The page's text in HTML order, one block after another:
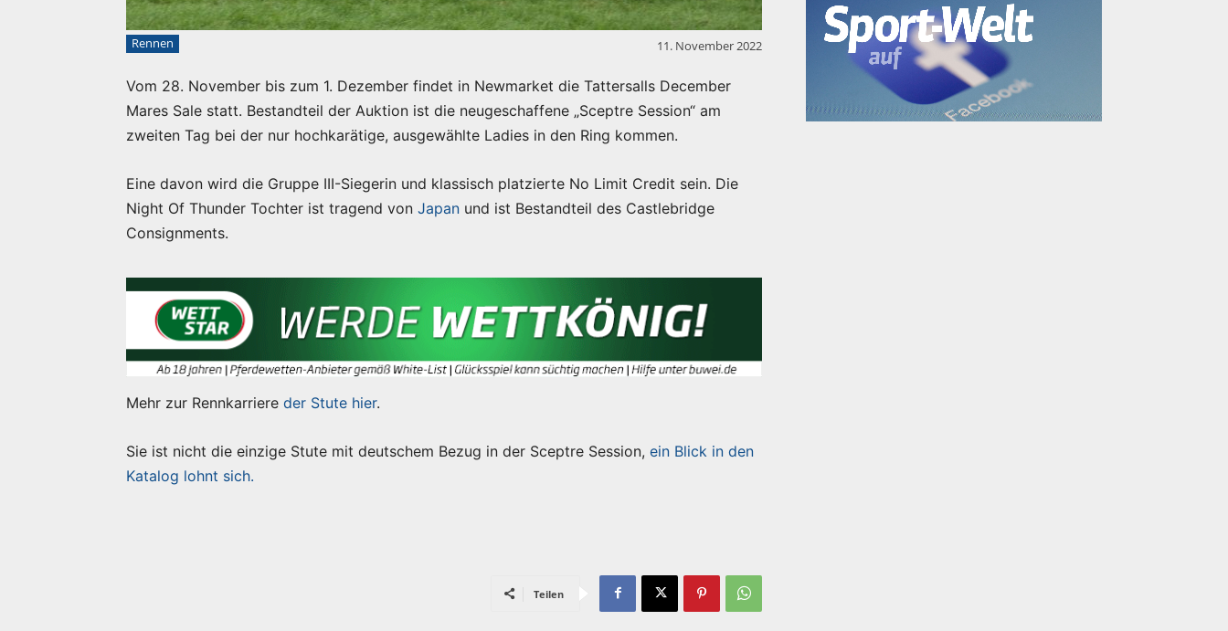
Rennen 11. November 2022
Vom 28. November bis zum 1. Dezember findet in Newmarket die Tattersalls December
Mares Sale statt. Bestandteil der Auktion ist die neugeschaffene „Sceptre Session“ am
zweiten Tag bei der nur hochkarätige, ausgewählte Ladies in den Ring kommen.
Eine davon wird die Gruppe III-Siegerin und klassisch platzierte No Limit Credit sein. Die
Night Of Thunder Tochter ist tragend von Japan und ist Bestandteil des Castlebridge
Consignments.
Mehr zur Rennkarriere der Stute hier.
Sie ist nicht die einzige Stute mit deutschem Bezug in der Sceptre Session, ein Blick in den
Katalog lohnt sich.
Teilen